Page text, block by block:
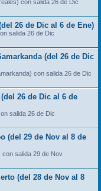
con salida 26 de Dic
26 de Dic al 6 de Ene)
salida 26 de Dic
(del 26 de Dic
con salida 26 de Dic
26 de Dic al 6 de
salida 26 de Dic
(del 29 de Nov al 8 de
con salida 29 de Nov
(del 28 de Nov al 8